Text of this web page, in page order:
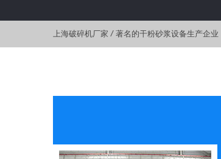
上海破碎机厂家 / 著名的干粉砂浆设备生产企业